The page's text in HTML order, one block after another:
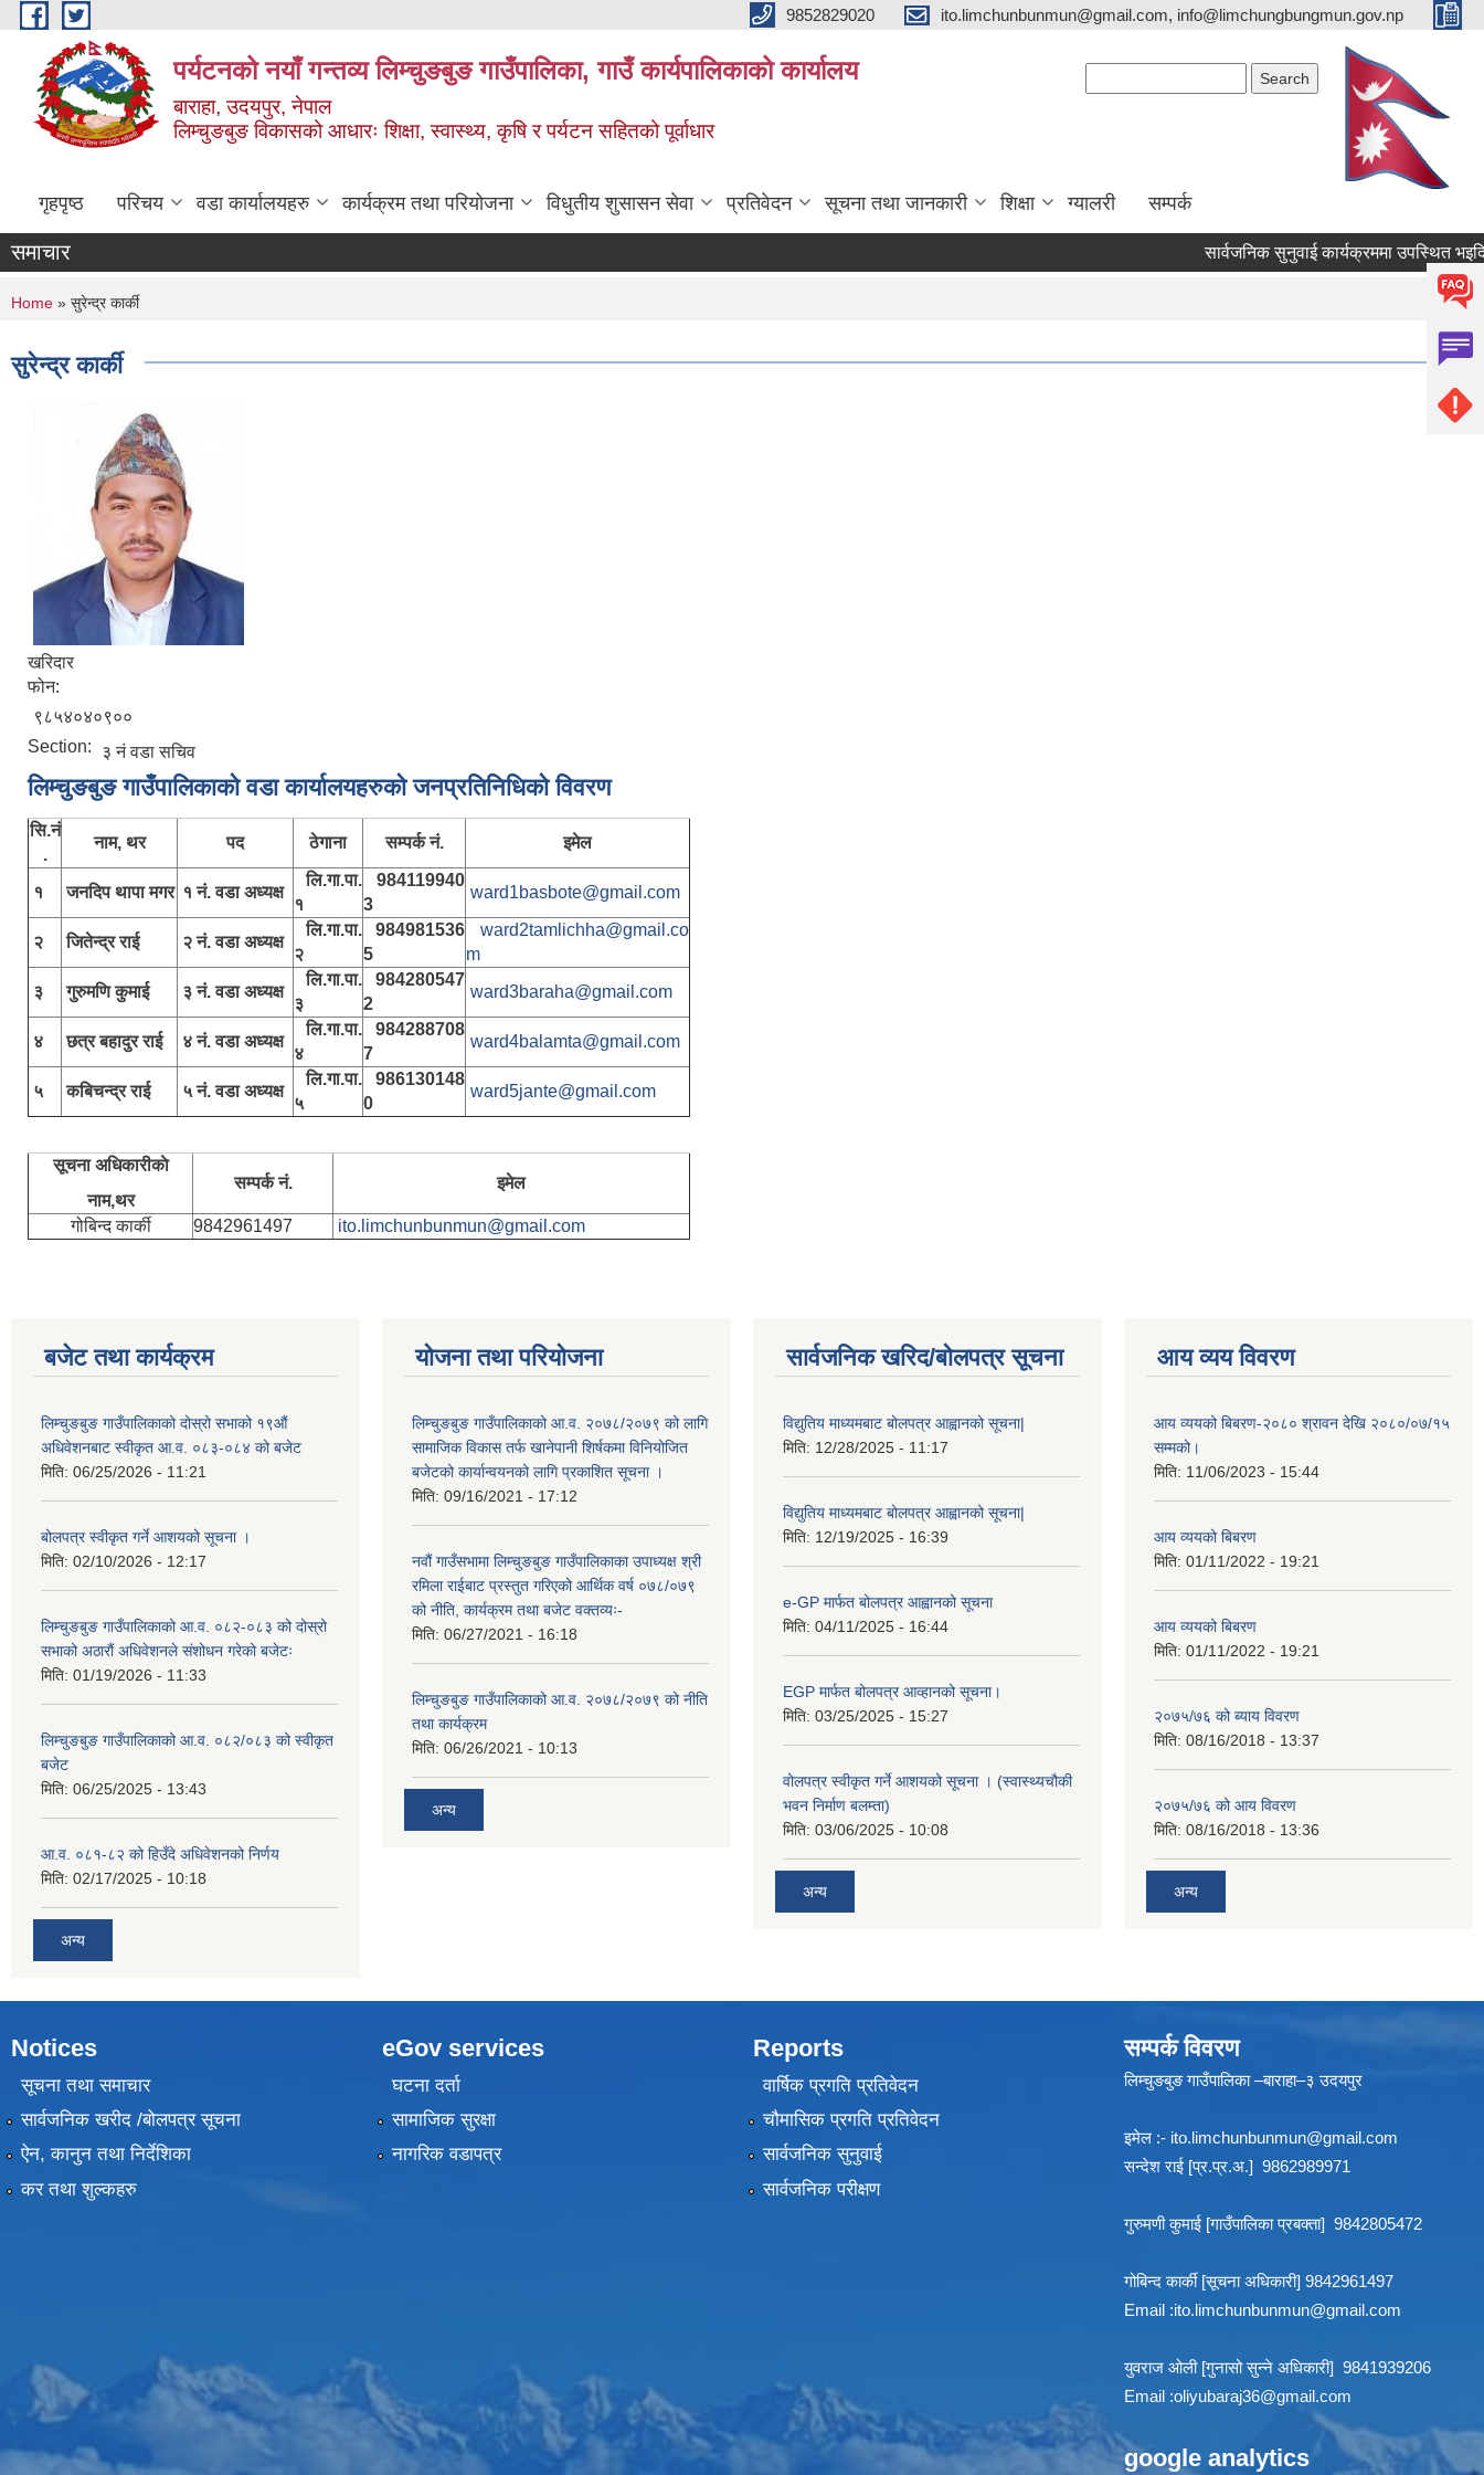
Skip to main content 9852829020 ito.limchunbunmun@gmail.com, info@limchungbungmun.gov.np
पर्यटनको नयाँ गन्तव्य लिम्चुङबुङ गाउँपालिका, गाउँ कार्यपालिकाको कार्यालय
बाराहा, उदयपुर, नेपाल
लिम्चुङबुङ विकासको आधारः शिक्षा, स्वास्थ्य, कृषि र पर्यटन सहितको पूर्वाधार
गृहपृष्ठ परिचय वडा कार्यालयहरु कार्यक्रम तथा परियोजना विधुतीय शुसासन सेवा प्रतिवेदन सूचना तथा जानकारी शिक्षा ग्यालरी सम्पर्क
समाचार सार्वजनिक सुनुवाई कार्यक्रममा उपस्थित
You are here
Home » सुरेन्द्र कार्की
सुरेन्द्र कार्की
खरिदार
फोन:
९८५४०४०९००
Section:
३ नं वडा सचिव
लिम्चुङबुङ गाउँपालिकाकाे वडा कार्यालयहरुकाे जनप्रतिनिधिकाे विवरण
सि.नं
.
नाम, थर पद ठेगाना सम्पर्क नं. इमेल
१ जनदिप थापा मगर १ नं. वडा अध्यक्ष
लि.गा.पा.
१
984119940
3
ward1basbote@gmail.com
२ जितेन्द्र राई २ नं. वडा अध्यक्ष
लि.गा.पा.
२
984981536
5
ward2tamlichha@gmail.co
m
३
गुरुमणि कुमाई ३ नं. वडा अध्यक्ष
लि.गा.पा.
३
984280547
2
ward3baraha@gmail.com
४ छत्र बहादुर राई ४ नं. वडा अध्यक्ष
लि.गा.पा.
४
984288708
7
ward4balamta@gmail.com
५ कबिचन्द्र राई ५ नं. वडा अध्यक्ष
लि.गा.पा.
५
986130148
0
ward5jante@gmail.com
सूचना अधिकारीकाे
नाम,थर
सम्पर्क नं. इमेल
गोबिन्द कार्की 9842961497 ito.limchunbunmun@gmail.com
बजेट तथा कार्यक्रम
लिम्चुङबुङ गाउँपालिकाको दोस्रो सभाको १९औं
अधिवेशनबाट स्वीकृत आ.व. ०८३-०८४ को बजेट
मिति: 06/25/2026 - 11:21
बोलपत्र स्वीकृत गर्ने आशयको सूचना ।
मिति: 02/10/2026 - 12:17
लिम्चुङबुङ गाउँपालिकाको आ.व. ०८२-०८३ को दोस्रो
सभाको अठारौं अधिवेशनले संशोधन गरेको बजेटः
मिति: 01/19/2026 - 11:33
लिम्चुङबुङ गाउँपालिकाको आ.व. ०८२/०८३ को स्वीकृत
बजेट
मिति: 06/25/2025 - 13:43
आ.व. ०८१-८२ को हिउँदे अधिवेशनको निर्णय
मिति: 02/17/2025 - 10:18
अन्य
योजना तथा परियोजना
लिम्चुङबुङ गाउँपालिकाको आ.व. २०७८/२०७९ को लागि
सामाजिक विकास तर्फ खानेपानी शिर्षकमा विनियोजित
बजेटको कार्यान्वयनको लागि प्रकाशित सूचना ।
मिति: 09/16/2021 - 17:12
नवौं गाउँसभामा लिम्चुङबुङ गाउँपालिकाका उपाध्यक्ष श्री
रमिला राईबाट प्रस्तुत गरिएको आर्थिक वर्ष ०७८/०७९
को नीति, कार्यक्रम तथा बजेट वक्तव्यः-
मिति: 06/27/2021 - 16:18
लिम्चुङबुङ गाउँपालिकाको आ.व. २०७८/२०७९ को नीति
तथा कार्यक्रम
मिति: 06/26/2021 - 10:13
अन्य
सार्वजनिक खरिद/बोलपत्र सूचना
विद्युतिय माध्यमबाट बोलपत्र आह्वानको सूचना|
मिति: 12/28/2025 - 11:17
विद्युतिय माध्यमबाट बोलपत्र आह्वानको सूचना|
मिति: 12/19/2025 - 16:39
e-GP मार्फत बोलपत्र आह्वानको सूचना
मिति: 04/11/2025 - 16:44
EGP मार्फत बोलपत्र आव्हानको सूचना।
मिति: 03/25/2025 - 15:27
वोलपत्र स्वीकृत गर्ने आशयको सूचना । (स्वास्थ्यचौकी
भवन निर्माण बलम्ता)
मिति: 03/06/2025 - 10:08
अन्य
आय व्यय विवरण
आय व्ययको बिबरण-२०८० श्रावन देखि २०८०/०७/१५
सम्मको।
मिति: 11/06/2023 - 15:44
आय व्ययको बिबरण
मिति: 01/11/2022 - 19:21
आय व्ययको बिबरण
मिति: 01/11/2022 - 19:21
२०७५/७६ को ब्याय विवरण
मिति: 08/16/2018 - 13:37
२०७५/७६ को आय विवरण
मिति: 08/16/2018 - 13:36
अन्य
Notices
सूचना तथा समाचार
सार्वजनिक खरीद /बोलपत्र सूचना
ऐन, कानुन तथा निर्देशिका
कर तथा शुल्कहरु
eGov services
घटना दर्ता
सामाजिक सुरक्षा
नागरिक वडापत्र
Reports
वार्षिक प्रगति प्रतिवेदन
चौमासिक प्रगति प्रतिवेदन
सार्वजनिक सुनुवाई
सार्वजनिक परीक्षण
सम्पर्क विवरण
लिम्चुङबुङ गाउँपालिका –बाराहा–३ उदयपुर
इमेल :- ito.limchunbunmun@gmail.com
सन्देश राई [प्र.प्र.अ.] 9862989971
गुरुमणी कुमाई [गाउँपालिका प्रबक्ता] 9842805472
गोबिन्द कार्की [सूचना अधिकारी] 9842961497
Email :ito.limchunbunmun@gmail.com
युवराज ओली [गुनासो सुन्ने अधिकारी] 9841939206
Email :oliyubaraj36@gmail.com
google analytics